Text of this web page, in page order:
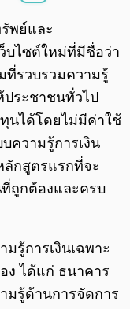
พย์และ
บไซต์ใหม่ที่มีชื่อว่า
ที่รวบรวมความรู้
ประชาชนทั่วไป
ทุนได้โดยไม่มีค่าใช้
ความรู้การเงิน
ลักสูตรแรกที่จะ
ถูกต้องและครบ
รู้การเงินเฉพาะ
ง ได้แก่ ธนาคาร
มรู้ด้านการจัดการ